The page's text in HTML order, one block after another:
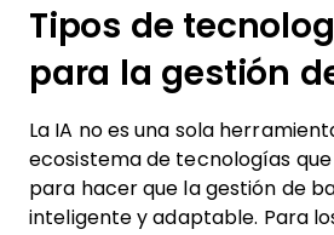
Tipos de
para la gestión
La IA no es una sola
ecosistema de tecnologías
para hacer que la gestión de
inteligente y adaptable. Para